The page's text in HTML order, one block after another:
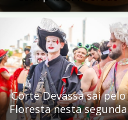
Corte Devassa sai pelo
Floresta nesta segunda